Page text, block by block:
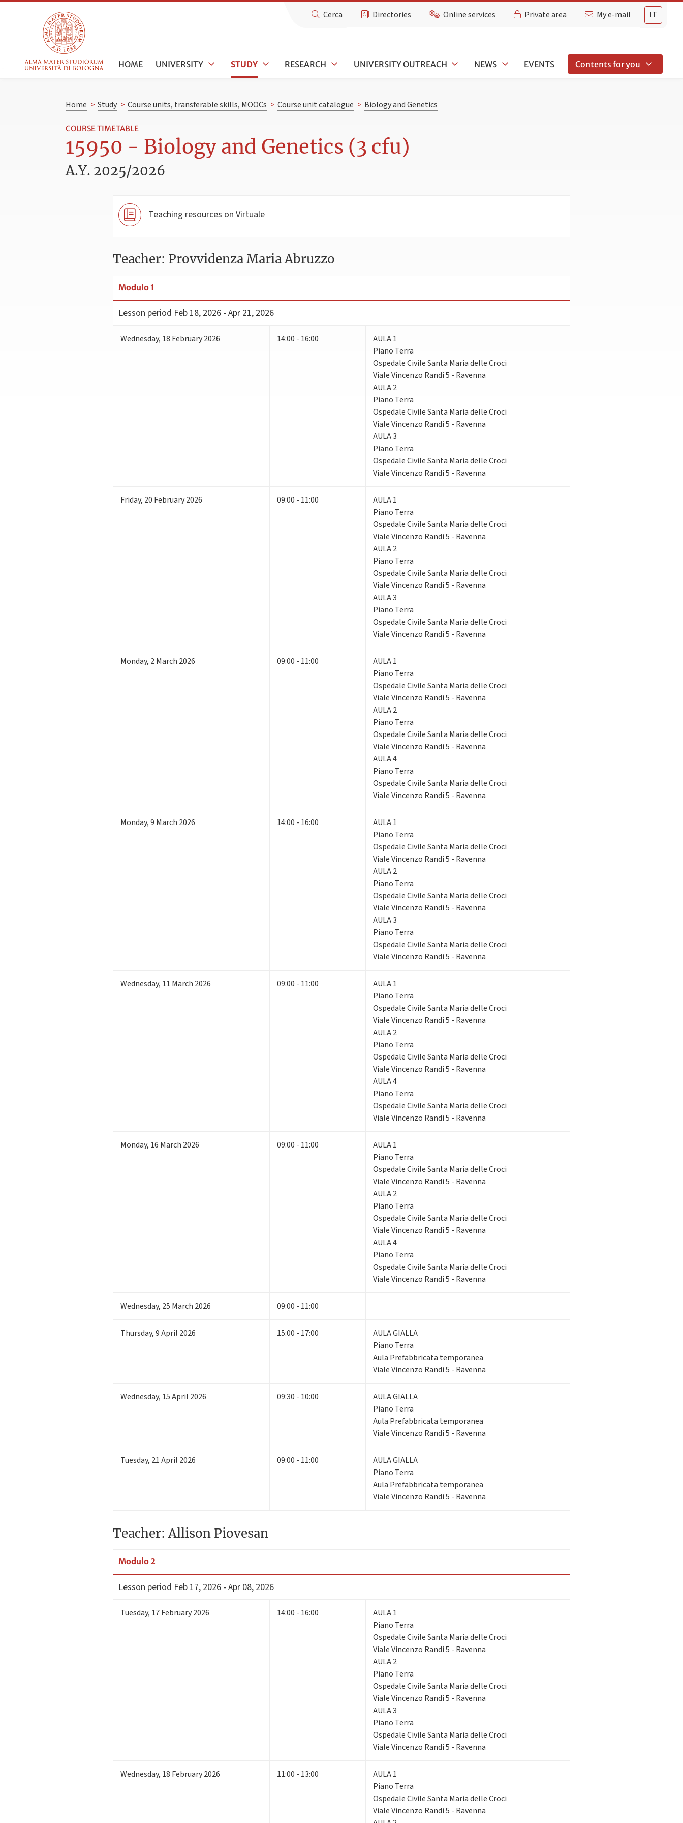
IT
Cerca Directories Online services Private area My e-mail
HOME UNIVERSITY STUDY RESEARCH UNIVERSITY OUTREACH NEWS EVENTS Contents for you
Home > Study > Course units, transferable skills, MOOCs > Course unit catalogue > Biology and Genetics
COURSE TIMETABLE
15950 - Biology and Genetics (3 cfu)
A.Y. 2025/2026
Teaching resources on Virtuale
Teacher: Provvidenza Maria Abruzzo
Modulo 1
Lesson period Feb 18, 2026 - Apr 21, 2026
Wednesday, 18 February 2026 14:00 - 16:00
AULA 1
Piano Terra
Ospedale Civile Santa Maria delle Croci
Viale Vincenzo Randi 5 - Ravenna
AULA 2
Piano Terra
Ospedale Civile Santa Maria delle Croci
Viale Vincenzo Randi 5 - Ravenna
AULA 3
Piano Terra
Ospedale Civile Santa Maria delle Croci
Viale Vincenzo Randi 5 - Ravenna
Friday, 20 February 2026 09:00 - 11:00
AULA 1
Piano Terra
Ospedale Civile Santa Maria delle Croci
Viale Vincenzo Randi 5 - Ravenna
AULA 2
Piano Terra
Ospedale Civile Santa Maria delle Croci
Viale Vincenzo Randi 5 - Ravenna
AULA 3
Piano Terra
Ospedale Civile Santa Maria delle Croci
Viale Vincenzo Randi 5 - Ravenna
Monday, 2March 2026 09:00 - 11:00
AULA 1
Piano Terra
Ospedale Civile Santa Maria delle Croci
Viale Vincenzo Randi 5 - Ravenna
AULA 2
Piano Terra
Ospedale Civile Santa Maria delle Croci
Viale Vincenzo Randi 5 - Ravenna
AULA 4
Piano Terra
Ospedale Civile Santa Maria delle Croci
Viale Vincenzo Randi 5 - Ravenna
Monday,9 March 2026 14:00 - 16:00
AULA 1
Piano Terra
Ospedale Civile Santa Maria delle Croci
Viale Vincenzo Randi 5 - Ravenna
AULA 2
Piano Terra
Ospedale Civile Santa Maria delle Croci
Viale Vincenzo Randi 5 - Ravenna
AULA 3
Piano Terra
Ospedale Civile Santa Maria delle Croci
Viale Vincenzo Randi 5 - Ravenna
Wednesday, 11 March 2026 09:00 - 11:00
AULA 1
Piano Terra
Ospedale Civile Santa Maria delle Croci
Viale Vincenzo Randi 5 - Ravenna
AULA 2
Piano Terra
Ospedale Civile Santa Maria delle Croci
Viale Vincenzo Randi 5 - Ravenna
AULA 4
Piano Terra
Ospedale Civile Santa Maria delle Croci
Viale Vincenzo Randi 5 - Ravenna
Monday, 16 March 2026 09:00 - 11:00
AULA 1
Piano Terra
Ospedale Civile Santa Maria delle Croci
Viale Vincenzo Randi 5 - Ravenna
AULA 2
Piano Terra
Ospedale Civile Santa Maria delle Croci
Viale Vincenzo Randi 5 - Ravenna
AULA 4
Piano Terra
Ospedale Civile Santa Maria delle Croci
Viale Vincenzo Randi 5 - Ravenna
Wednesday, 25 March 2026 09:00 - 11:00
Thursday,9April 2026 15:00 - 17:00
AULA GIALLA
Piano Terra
Aula Prefabbricata temporanea
Viale Vincenzo Randi 5 - Ravenna
Wednesday, 15April 2026 09:30 - 10:00
AULA GIALLA
Piano Terra
Aula Prefabbricata temporanea
Viale Vincenzo Randi 5 - Ravenna
Tuesday, 21April 2026 09:00 - 11:00
AULA GIALLA
Piano Terra
Aula Prefabbricata temporanea
Viale Vincenzo Randi 5 - Ravenna
Teacher: Allison Piovesan
Modulo 2
Lesson period Feb 17, 2026 - Apr 08, 2026
Tuesday, 17February 2026 14:00 - 16:00
AULA 1
Piano Terra
Ospedale Civile Santa Maria delle Croci
Viale Vincenzo Randi 5 - Ravenna
AULA 2
Piano Terra
Ospedale Civile Santa Maria delle Croci
Viale Vincenzo Randi 5 - Ravenna
AULA 3
Piano Terra
Ospedale Civile Santa Maria delle Croci
Viale Vincenzo Randi 5 - Ravenna
Wednesday, 18 February 2026 11:00 - 13:00
AULA 1
Piano Terra
Ospedale Civile Santa Maria delle Croci
Viale Vincenzo Randi 5 - Ravenna